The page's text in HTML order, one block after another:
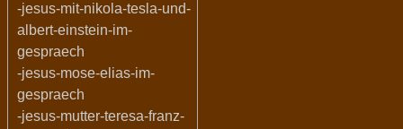
-jesus-mit-nikola-tesla-und-
albert-einstein-im-
gespraech
-jesus-mose-elias-im-
gespraech
-jesus-mutter-teresa-franz-